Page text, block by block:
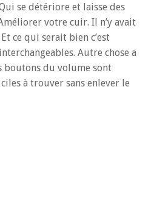
se détériore et laisse des
votre cuir. Il n’y avait
ce qui serait bien c’est
Autre chose a
boutons du volume sont
à trouver sans enlever le